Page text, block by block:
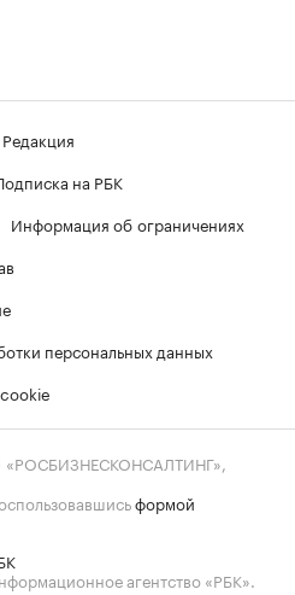
Редакция
на РБК
Информация об ограничениях
персональных данных
формой
агентство «РБК».